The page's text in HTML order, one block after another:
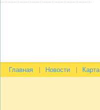
Главная Новости Карта